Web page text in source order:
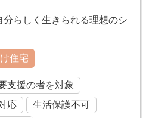
らしく生きられる理想のシ
住宅
支援の者を対象
応
生活保護不可